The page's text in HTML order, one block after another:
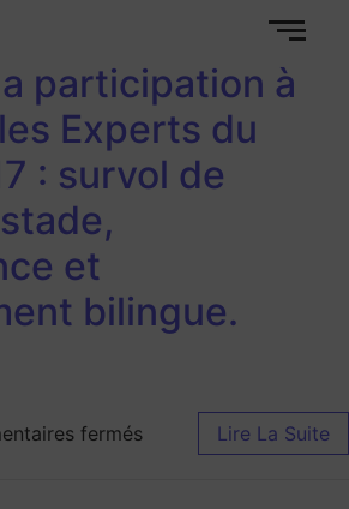
participation à
Experts du
: survol de
et
bilingue.
fermés Lire La Suite